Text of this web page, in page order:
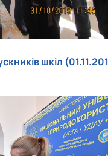
шкіл (01.11.201